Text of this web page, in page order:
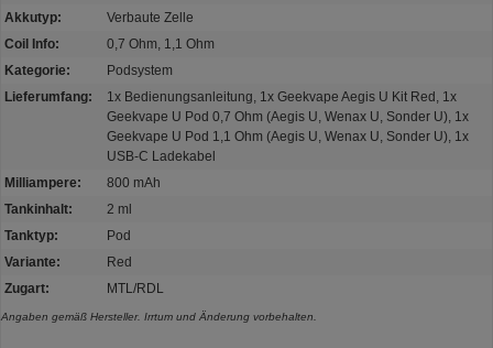
Akkutyp:
Verbaute Zelle
Coil Info:
0,7 Ohm, 1,1 Ohm
Kategorie:
Podsystem
Lieferumfang:
1x Bedienungsanleitung, 1x Geekvape Aegis U Kit Red, 1x
Geekvape U Pod 0,7 Ohm (Aegis U, Wenax U, Sonder U), 1x
Geekvape U Pod 1,1 Ohm (Aegis U, Wenax U, Sonder U), 1x
USB-C Ladekabel
Milliampere:
800 mAh
Tankinhalt:
2 ml
Tanktyp:
Pod
Variante:
Red
Zugart:
MTL/RDL
Angaben gemäß Hersteller. Irrtum und Änderung vorbehalten.